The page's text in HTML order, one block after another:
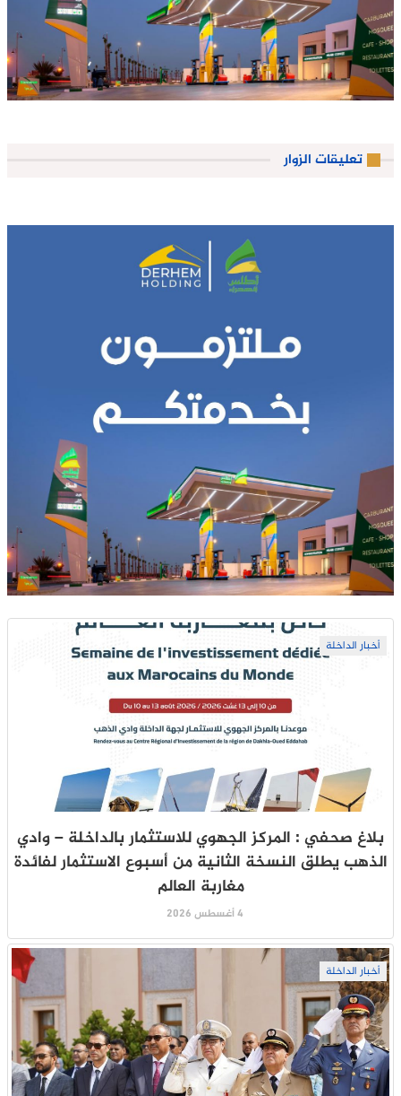
تعليقات الزوار
أخبار الداخلة
بلاغ صحفي : المركز الجهوي للاستثمار بالداخلة – وادي
الذهب يطلق النسخة الثانية من أسبوع الاستثمار لفائدة
مغاربة العالم
4 أغسطس 2026
أخبار الداخلة